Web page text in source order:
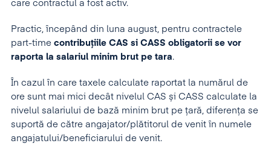
care contractul a fost activ.
Practic, începând din luna august, pentru contractele
part-time contribuțiile CAS si CASS obligatorii se vor
raporta la salariul minim brut pe tara.
În cazul în care taxele calculate raportat la numărul de
ore sunt mai mici decât nivelul CAS și CASS calculate la
nivelul salariului de bază minim brut pe țară, diferența se
suportă de către angajator/plătitorul de venit în numele
angajatului/beneficiarului de venit.